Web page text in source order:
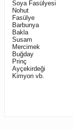
Soya Fasülyesi
Nohut
Fasülye
Barbunya
Bakl a
Susam
Mercimek
Buğday
Prinç
Ayçekirdeği
Kimyon vb.